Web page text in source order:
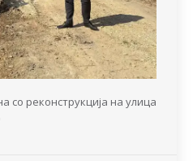
реконструкција на улица